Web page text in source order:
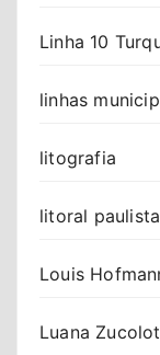
Linha 10
linhas
litografia
litoral paulista
Louis
Luana